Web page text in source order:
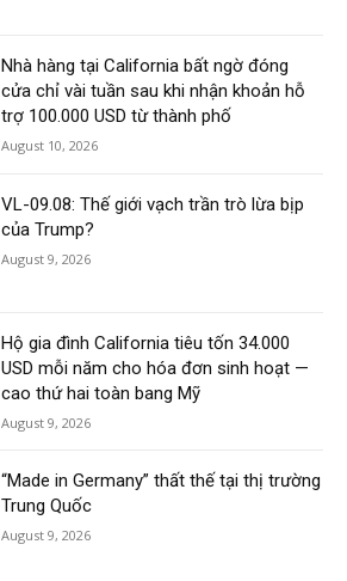
Nhà hàng tại California bất ngờ đóng
cửa chỉ vài tuần sau khi nhận khoản hỗ
trợ 100.000 USD từ thành phố
August 10, 2026
VL-09.08: Thế giới vạch trần trò lừa bịp
của Trump?
August 9, 2026
Hộ gia đình California tiêu tốn 34.000
USD mỗi năm cho hóa đơn sinh hoạt —
cao thứ hai toàn bang Mỹ
August 9, 2026
“Made in Germany” thất thế tại thị trường
Trung Quốc
August 9, 2026